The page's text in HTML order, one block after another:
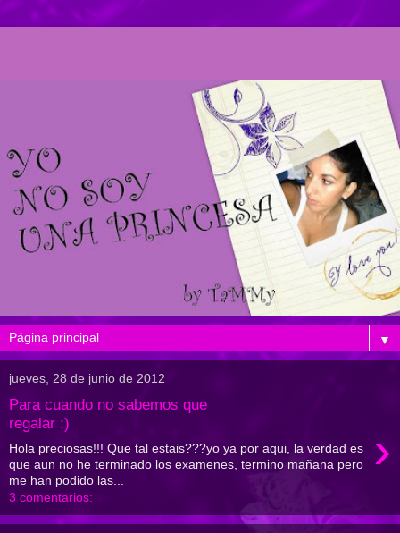
▼
jueves, 28 de junio de 2012
Para cuando no sabemos que
regalar :)
›
Hola preciosas!!! Que tal estais???yo ya por aqui, la verdad es
que aun no he terminado los examenes, termino mañana pero
me han podido las...
3 comentarios: